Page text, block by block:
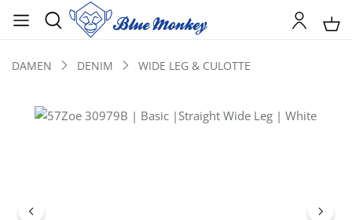
DAMEN DENIM WIDE LEG & CULOTTE
Bildergalerie überspringen